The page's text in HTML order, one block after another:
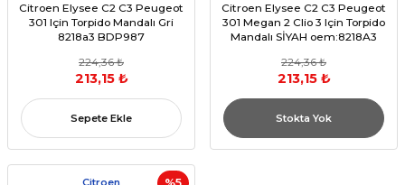
Citroen Elysee C2 C3 Peugeot
301 Için Torpido Mandalı Gri
8218a3 BDP987
224,36 ₺
213,15 ₺
Sepete Ekle
Citroen Elysee C2 C3 Peugeot
301 Megan 2 Clio 3 Için Torpido
Mandalı SİYAH oem:8218A3
224,36 ₺
213,15 ₺
Stokta Yok
Citroen